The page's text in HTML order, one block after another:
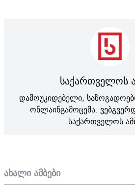
ახალი ამბები
საქართველოს
დამოუკიდებელი,
ონლაინგამოცემა.
საქართველოს